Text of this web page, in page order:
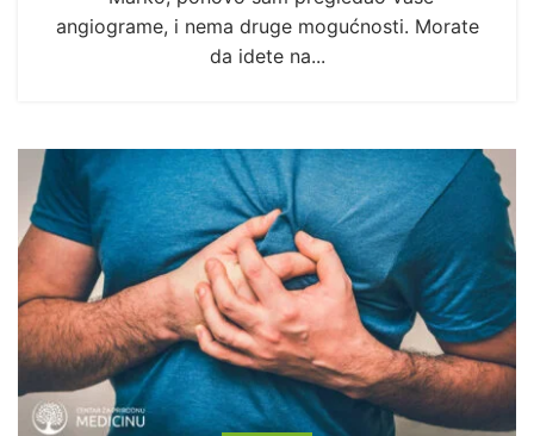
angiograme, i nema druge mogućnosti. Morate
da idete na...